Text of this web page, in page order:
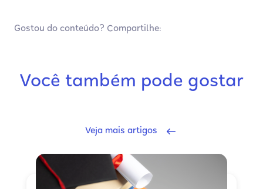
Gostou do conteúdo? Compartilhe:
Você também pode gostar
Veja mais artigos